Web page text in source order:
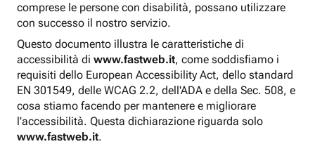
comprese le persone con disabilità, possano utilizzare
con successo il nostro servizio.
Questo documento illustra le caratteristiche di
accessibilità di www.fastweb.it, come soddisfiamo i
requisiti dello European Accessibility Act, dello standard
EN 301549, delle WCAG 2.2, dell'ADA e della Sec. 508, e
cosa stiamo facendo per mantenere e migliorare
l'accessibilità. Questa dichiarazione riguarda solo
www.fastweb.it.